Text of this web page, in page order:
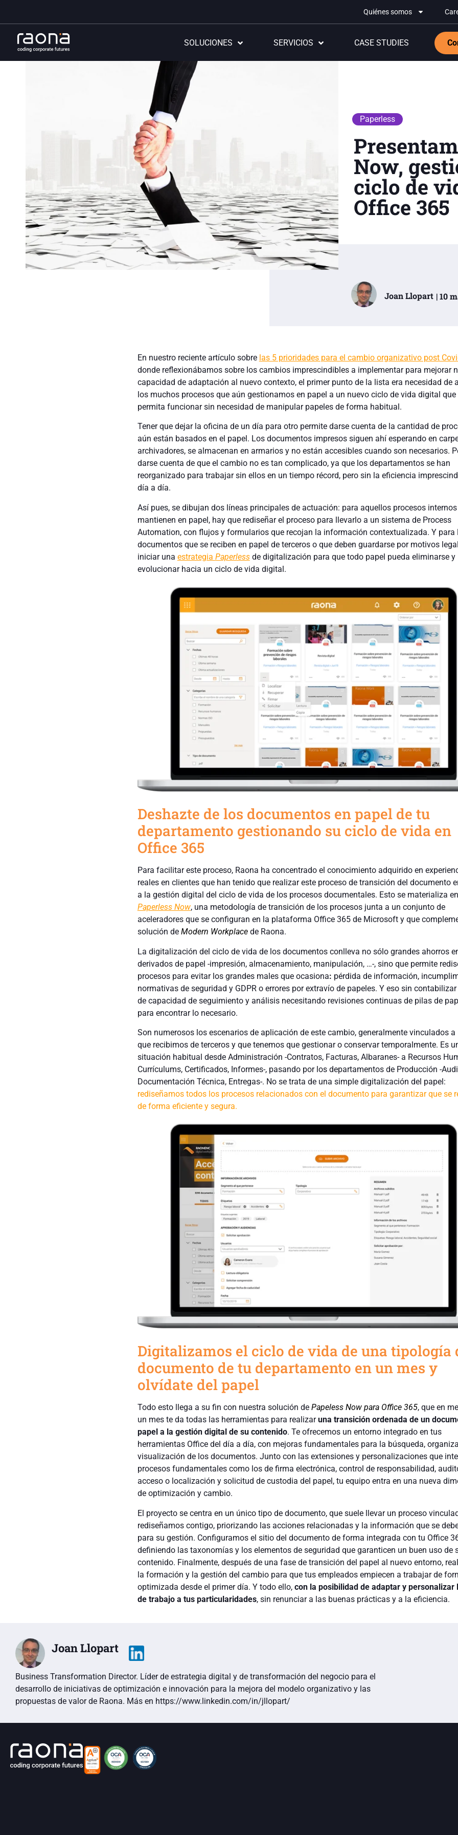
Quiénes somos
SOLUCIONES SERVICIOS CASE STUDIES
Paperless
Now,
ciclo de
Office 365
Joan Llopart | 10
En nuestro reciente artículo sobre las 5 prioridades para el cambio organizativo post
donde reflexionábamos sobre los cambios imprescindibles a implementar para mejorar
capacidad de adaptación al nuevo contexto, el primer punto de la lista era necesidad de
los muchos procesos que aún gestionamos en papel a un nuevo ciclo de vida digital que
permita funcionar sin necesidad de manipular papeles de forma habitual.
Tener que dejar la oficina de un día para otro permite darse cuenta de la cantidad de
aún están basados en el papel. Los documentos impresos siguen ahí esperando en
archivadores, se almacenan en armarios y no están accesibles cuando son necesarios.
darse cuenta de que el cambio no es tan complicado, ya que los departamentos se han
reorganizado para trabajar sin ellos en un tiempo récord, pero sin la eficiencia
día a día.
Así pues, se dibujan dos líneas principales de actuación: para aquellos procesos
mantienen en papel, hay que rediseñar el proceso para llevarlo a un sistema de Process
Automation, con flujos y formularios que recojan la información contextualizada. Y para
documentos que se reciben en papel de terceros o que deben guardarse por motivos
iniciar una estrategia Paperlessde digitalización para que todo papel pueda eliminarse y
evolucionar hacia un ciclo de vida digital.
Deshazte de los documentos en papel de tu
departamento gestionando su ciclo de vida en
Office 365
Para facilitar este proceso, Raona ha concentrado el conocimiento adquirido en
reales en clientes que han tenido que realizar este proceso de transición del documento
a la gestión digital del ciclo de vida de los procesos documentales. Esto se materializa en
Paperless Now, una metodología de transición de los procesos junta a un conjunto de
aceleradores que se configuran en la plataforma Office 365 de Microsoft y que
solución de Modern Workplacede Raona.
La digitalización del ciclo de vida de los documentos conlleva no sólo grandes ahorros
derivados de papel -impresión, almacenamiento, manipulación, …-, sino que permite
procesos para evitar los grandes males que ocasiona: pérdida de información,
normativas de seguridad y GDPR o errores por extravío de papeles. Y eso sin
de capacidad de seguimiento y análisis necesitando revisiones continuas de pilas de
para encontrar lo necesario.
Son numerosos los escenarios de aplicación de este cambio, generalmente vinculados a
que recibimos de terceros y que tenemos que gestionar o conservar temporalmente. Es
situación habitual desde Administración -Contratos, Facturas, Albaranes- a Recursos
Currículums, Certificados, Informes-, pasando por los departamentos de Producción -
Documentación Técnica, Entregas-. No se trata de una simple digitalización del papel:
rediseñamos todos los procesos relacionados con el documento para garantizar que se
de forma eficiente y segura.
Digitalizamos el ciclo de vida de una tipología
documento de tu departamento en un mes y
olvídate del papel
Todo esto llega a su fin con nuestra solución de Papeless Now para Office 365, que en
un mes te da todas las herramientas para realizaruna transición ordenada de un
papel a la gestión digital de su contenido. Te ofrecemos un entorno integrado en tus
herramientas Office del día a día, con mejoras fundamentales para la búsqueda,
visualización de los documentos. Junto con las extensiones y personalizaciones que
procesos fundamentales como los de firma electrónica, control de responsabilidad,
acceso o localización y solicitud de custodia del papel, tu equipo entra en una nueva
de optimización y cambio.
El proyecto se centra en un único tipo de documento, que suele llevar un proceso
rediseñamos contigo, priorizando las acciones relacionadas y la información que se
para su gestión. Configuramos el sitio del documento de forma integrada con tu Office
definiendo las taxonomías y los elementos de seguridad que garanticen un buen uso de
contenido. Finalmente, después de una fase de transición del papel al nuevo entorno,
la formación y la gestión del cambio para que tus empleados empiecen a trabajar de
optimizada desde el primer día. Y todo ello, con la posibilidad de adaptar y personalizar
de trabajo a tus particularidades, sin renunciar a las buenas prácticas y a la eficiencia.
Joan Llopart
Business Transformation Director. Líder de estrategia digital y de transformación del negocio para el
desarrollo de iniciativas de optimización e innovación para la mejora del modelo organizativo y las
propuestas de valor de Raona. Más en https://www.linkedin.com/in/jllopart/